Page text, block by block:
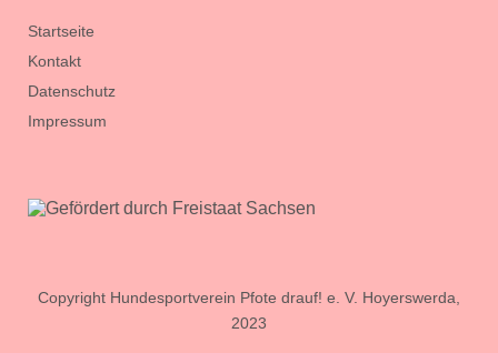
Startseite
Kontakt
Datenschutz
Impressum
Copyright Hundesportverein Pfote drauf! e. V. Hoyerswerda,
2023